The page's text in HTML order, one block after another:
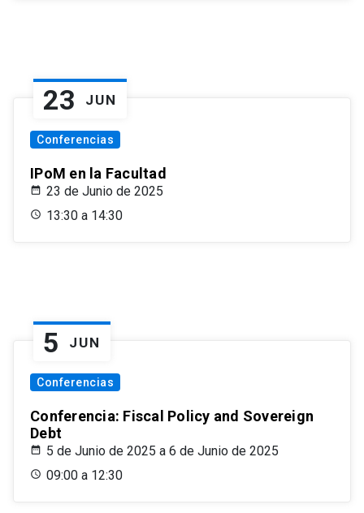
23 JUN
Conferencias
IPoM en la Facultad
23 de Junio de 2025
13:30 a 14:30
5 JUN
Conferencias
Conferencia: Fiscal Policy and Sovereign
Debt
5 de Junio de 2025 a 6 de Junio de 2025
09:00 a 12:30